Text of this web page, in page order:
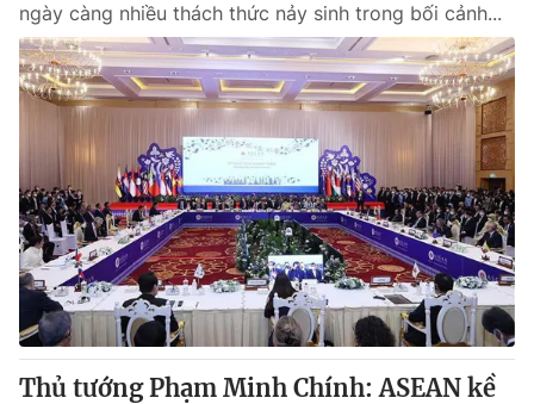
ngày càng nhiều thách thức nảy sinh trong bối cảnh...
Thủ tướng Phạm Minh Chính: ASEAN kề